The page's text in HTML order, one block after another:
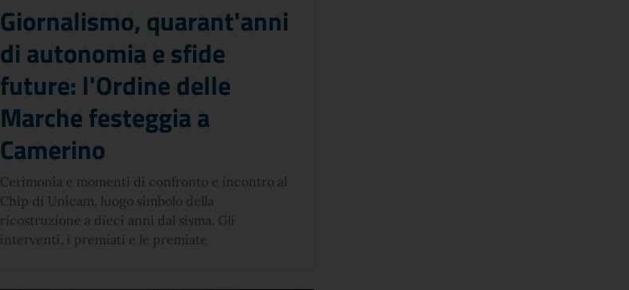
Giornalismo, quarant'anni
di autonomia e sfide
future: l'Ordine delle
Marche festeggia a
Camerino
Cerimonia e momenti di confronto e incontro al
Chip di Unicam, luogo simbolo della
ricostruzione a dieci anni dal sisma. Gli
interventi, i premiati e le premiate